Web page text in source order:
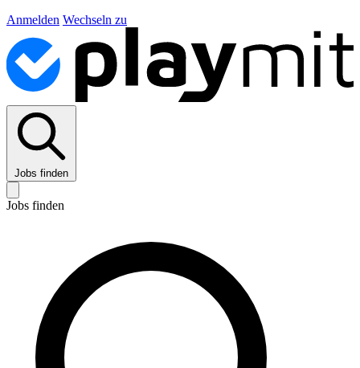
Anmelden Wechseln zu
Jobs finden
Jobs finden